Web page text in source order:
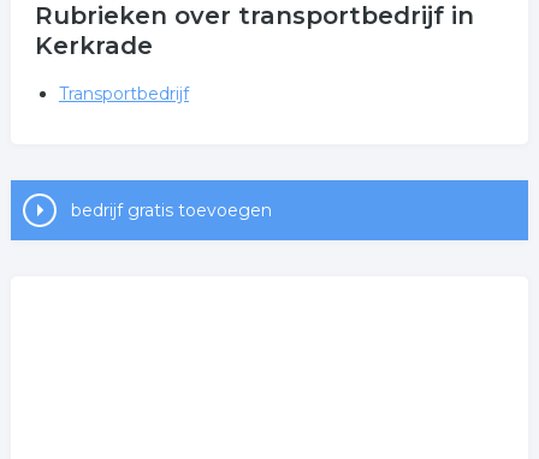
Rubrieken over transportbedrijf in
Kerkrade
Transportbedrijf
bedrijf gratis toevoegen